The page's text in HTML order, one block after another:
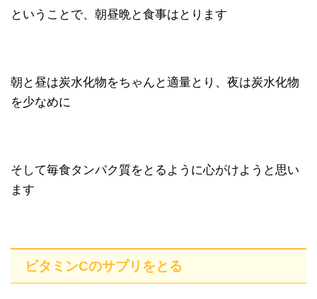
ということで、朝昼晩と食事はとります
朝と昼は炭水化物をちゃんと適量とり、夜は炭水化物
を少なめに
そして毎食タンパク質をとるように心がけようと思い
ます
ビタミンCのサプリをとる